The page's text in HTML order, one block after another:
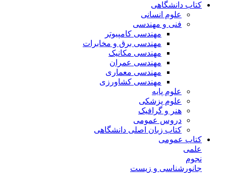
کتاب دانشگاهی
علوم انسانی
فنی و مهندسی
مهندسی کامپیوتر
مهندسی برق و مخابرات
مهندسی مکانیک
مهندسی عمران
مهندسی معماری
مهندسی کشاورزی
علوم پایه
علوم پزشکی
هنر و گرافیک
دروس عمومی
کتاب زبان اصلی دانشگاهی
کتاب عمومی
علمی
نجوم
جانورشناسی و زیست